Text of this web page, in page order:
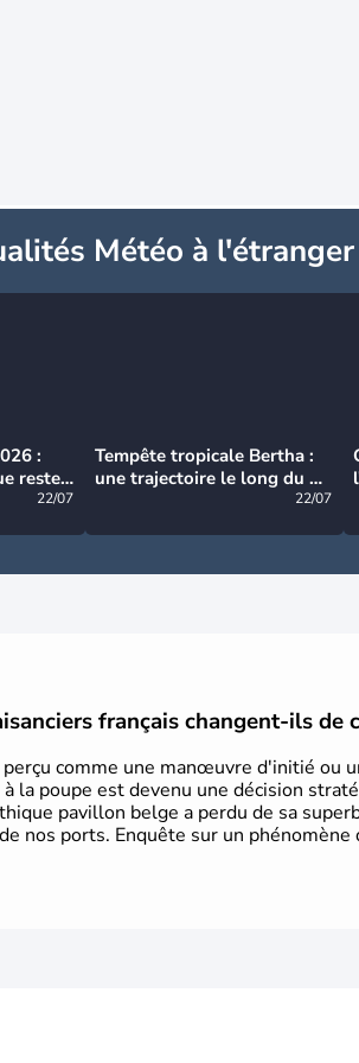
Météo à l'étranger
:
reste
22/07
Tempête tropicale Bertha :
une trajectoire le long du du
22/07
français changent-ils de
comme une manœuvre d'initié ou
la poupe est devenu une décision
pavillon belge a perdu de sa
nos ports. Enquête sur un